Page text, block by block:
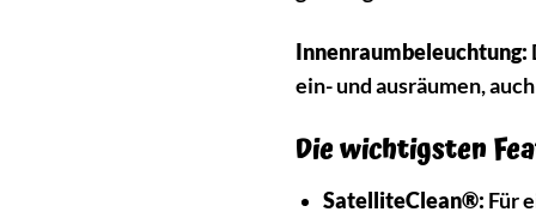
Innenraumbeleuchtung:
ein- und ausräumen,
Die wichtigsten
SatelliteClean®: Für